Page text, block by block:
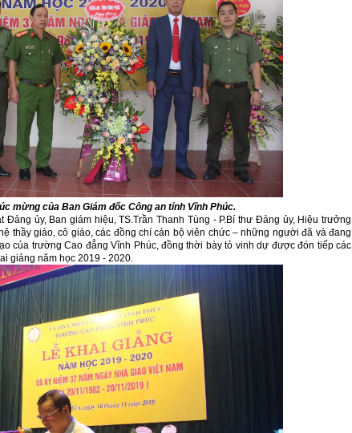
mừng của Ban Giám đốc Công an tỉnh Vĩnh Phúc.
ủy, Ban giám hiệu, TS.Trần Thanh Tùng - P.Bí thư Đảng ủy, Hiệu trưởng
thầy giáo, cô giáo, các đồng chí cán bộ viên chức – những người đã và đang
của trường Cao đẳng Vĩnh Phúc, đồng thời bày tỏ vinh dự được đón tiếp các
giảng năm học 2019 - 2020.